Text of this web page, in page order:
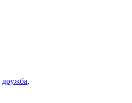
дружба,